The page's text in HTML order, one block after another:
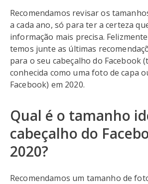
Recomendamos revisar os
a cada ano, só para ter a certeza
informação mais precisa.
temos junte as últimas
para o seu cabeçalho do Facebook
conhecida como uma foto de capa
Facebook) em 2020.
Qual é o tamanho
cabeçalho do
2020?
Recomendamos um tamanho de